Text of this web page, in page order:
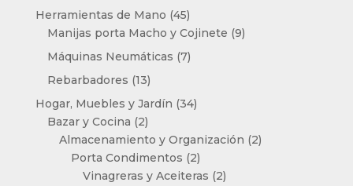
productos
Herramientas de Mano 4545
productos
Manijas porta Macho y Cojinete 99
Máquinas Neumáticas 77
Rebarbadores 1313
productos
Hogar, Muebles y Jardín 3434
Bazar y Cocina 22
productos
Almacenamiento y Organización 22
Porta Condimentos 22
productos
Vinagreras y Aceiteras 22